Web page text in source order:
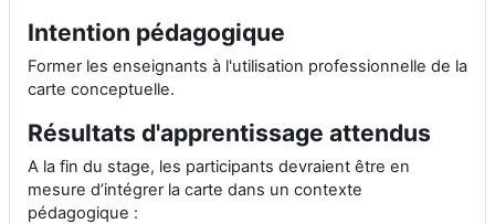
Intention pédagogique
Former les enseignants à l'utilisation professionnelle de la
carte conceptuelle.
Résultats d'apprentissage attendus
A la fin du stage, les participants devraient être en
mesure d’intégrer la carte dans un contexte
pédagogique :